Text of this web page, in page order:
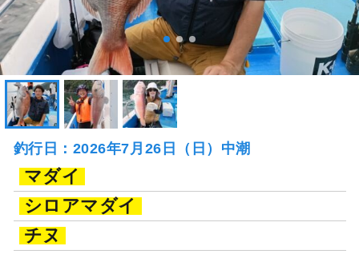
釣行日：2026年7月26日（日）中潮
マダイ
シロアマダイ
チヌ